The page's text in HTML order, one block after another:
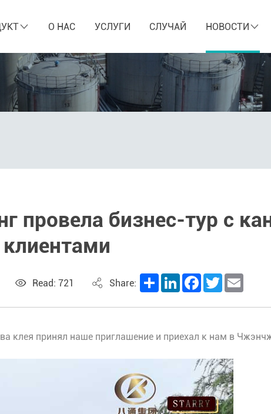
О НАС УСЛУГИ СЛУЧАЙ НОВОСТИ
провела бизнес-тур с
клиентами
Read: 721 Share: ShareLinkedInFacebook
Twitter
клея принял наше приглашение и приехал к нам в